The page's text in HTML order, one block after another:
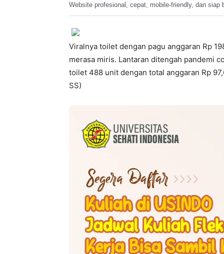
Website profesional, cepat, mobile-friendly, dan siap
Viralnya toilet dengan pagu anggaran Rp
merasa miris. Lantaran ditengah pandemi
toilet 488 unit dengan total anggaran Rp
SS)